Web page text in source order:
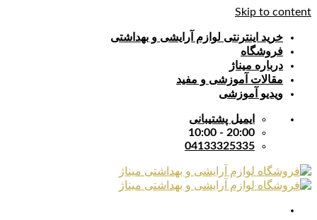
Skip to content
خرید اینترنتی لوازم آرایشی و بهداشتی
فروشگاه
درباره میناژ
مقالات آموزشی و مفید
ویدیو آموزشی
ایمیل پشتیبانی
20:00 - 10:00
04133325335